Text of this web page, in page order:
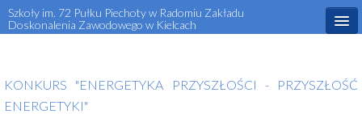
Szkoły im. 72 Pułku Piechoty w Radomiu Zakładu
Doskonalenia Zawodowego w Kielcach
Aktualności
KONKURS "ENERGETYKA PRZYSZŁOŚCI - PRZYSZŁOŚĆ
ENERGETYKI"